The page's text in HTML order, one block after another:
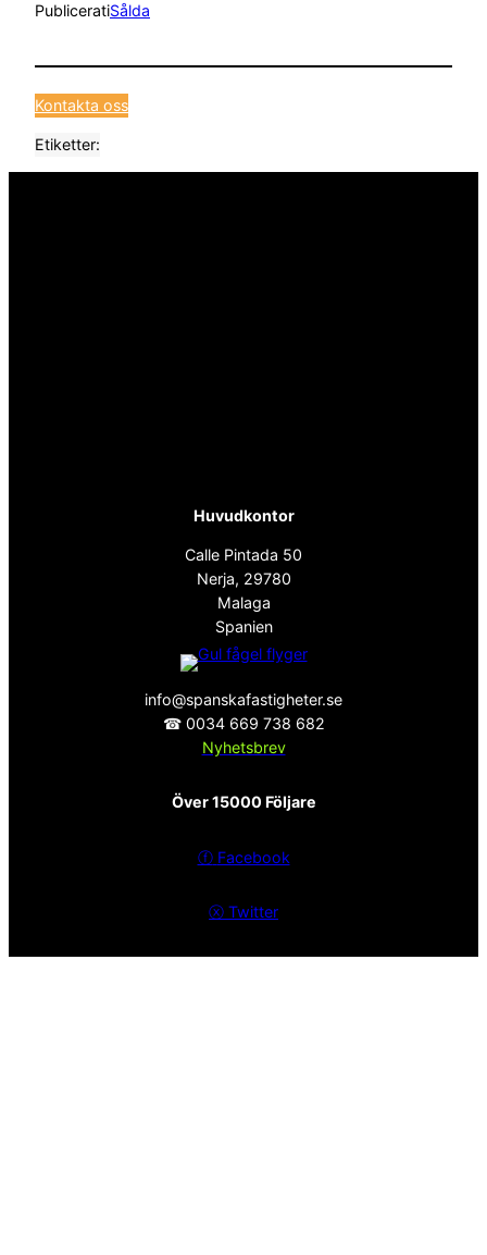
PubliceratiSålda
Kontakta oss
Etiketter:
Huvudkontor
Calle Pintada 50
Nerja, 29780
Malaga
Spanien
info@spanskafastigheter.se
☎ 0034 669 738 682
Nyhetsbrev
Över 15000 Följare
ⓕ Facebook
ⓧ Twitter